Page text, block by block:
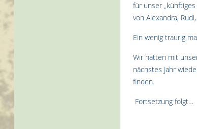
für unser
von Alexandra,
Ein wenig traurig
Wir hatten mit
nächstes Jahr
finden.
Fortsetzung folgt…